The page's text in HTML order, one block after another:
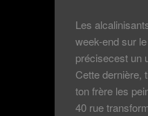
Les
week-end sur
précisecest un
Cette dernière,
ton frère les
40 rue